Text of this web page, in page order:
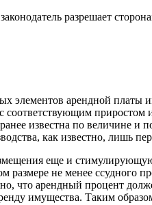
разрешает
элементов арендной платы
с соответствующим
известна по величине
как известно, лишь
еще и
не менее ссудного
что арендный процент
имущества. Таким